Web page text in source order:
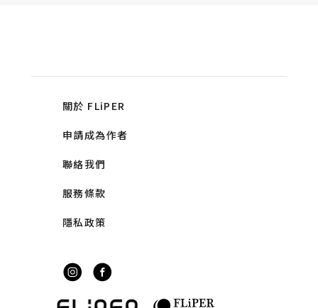
關於 FLiPER
申請成為作者
聯絡我們
服務條款
隱私政策